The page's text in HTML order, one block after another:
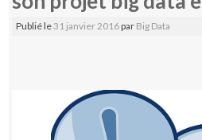
Publié le31 janvier 2016par Big Data